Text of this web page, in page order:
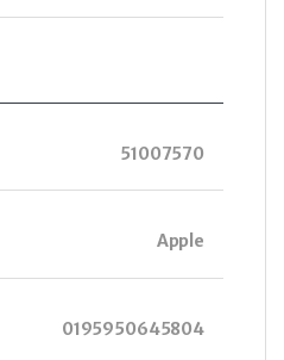
51007570
Apple
0195950645804